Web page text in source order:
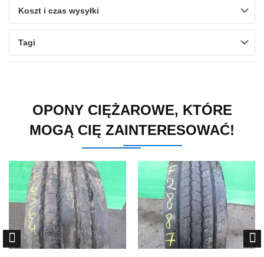
Koszt i czas wysyłki
Tagi
OPONY CIĘŻAROWE, KTÓRE
MOGĄ CIĘ ZAINTERESOWAĆ!